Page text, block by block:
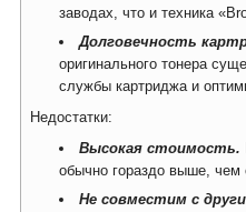
заводах, что и техника
Долговечность
оригинального тонера
службы картриджа и
Недостатки:
Высокая стоимость.
обычно гораздо выше, чем
Не совместим с